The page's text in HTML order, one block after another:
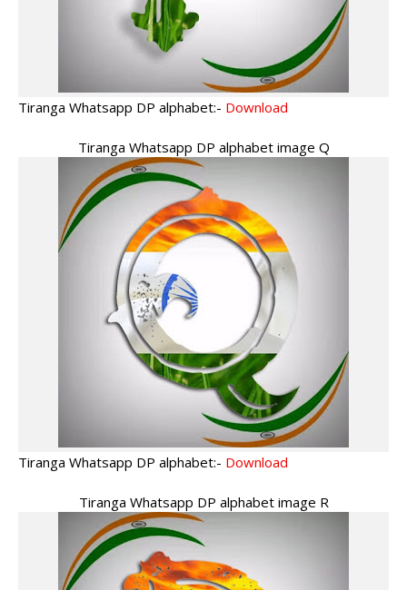
Tiranga Whatsapp DP alphabet:- Download
Tiranga Whatsapp DP alphabet image Q
Tiranga Whatsapp DP alphabet:- Download
Tiranga Whatsapp DP alphabet image R